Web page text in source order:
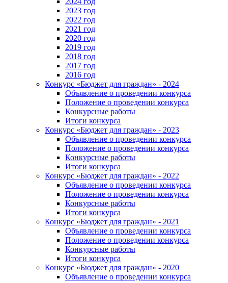
2023 год
2022 год
2021 год
2020 год
2019 год
2018 год
2017 год
2016 год
Конкурс «Бюджет для граждан» - 2024
Объявление о проведении конкурса
Положение о проведении конкурса
Конкурсные работы
Итоги конкурса
Конкурс «Бюджет для граждан» - 2023
Объявление о проведении конкурса
Положение о проведении конкурса
Конкурсные работы
Итоги конкурса
Конкурс «Бюджет для граждан» - 2022
Объявление о проведении конкурса
Положение о проведении конкурса
Конкурсные работы
Итоги конкурса
Конкурс «Бюджет для граждан» - 2021
Объявление о проведении конкурса
Положение о проведении конкурса
Конкурсные работы
Итоги конкурса
Конкурс «Бюджет для граждан» - 2020
Объявление о проведении конкурса